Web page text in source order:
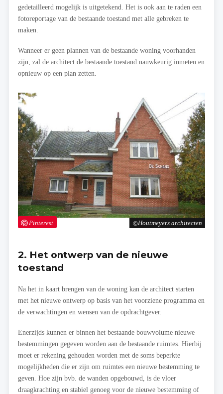
Houtmeyers architecten
Pinterest
gedetailleerd mogelijk is uitgetekend. Het is ook aan te raden een
fotoreportage van de bestaande toestand met alle gebreken te
maken.
Wanneer er geen plannen van de bestaande woning voorhanden
zijn, zal de architect de bestaande toestand nauwkeurig inmeten en
opnieuw op een plan zetten.
2. Het ontwerp van de nieuwe
toestand
Na het in kaart brengen van de woning kan de architect starten
met het nieuwe ontwerp op basis van het voorziene programma en
de verwachtingen en wensen van de opdrachtgever.
Enerzijds kunnen er binnen het bestaande bouwvolume nieuwe
bestemmingen gegeven worden aan de bestaande ruimtes. Hierbij
moet er rekening gehouden worden met de soms beperkte
mogelijkheden die er zijn om ruimtes een nieuwe bestemming te
geven. Hoe zijn bvb. de wanden opgebouwd, is de vloer
draagkrachting en stabiel genoeg voor de nieuwe bestemming of